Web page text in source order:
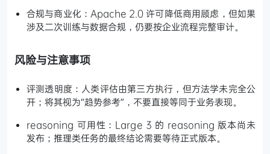
合规与商业化：Apache 2.0 许可降低商用顾虑，但如果
涉及二次训练与数据合规，仍要按企业流程完整审计。
风险与注意事项
评测透明度：人类评估由第三方执行，但方法学未完全公
开；将其视为“趋势参考”，不要直接等同于业务表现。
reasoning 可用性：Large 3 的 reasoning 版本尚未
发布；推理类任务的最终结论需要等待正式版本。